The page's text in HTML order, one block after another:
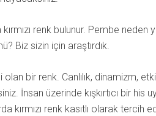
renk bulunur. Pembe neden
Biz sizin için araştırdık.
bir renk. Canlılık, dinamizm,
İnsan üzerinde kışkırtıcı bir his
kırmızı renk kasıtlı olarak tercih